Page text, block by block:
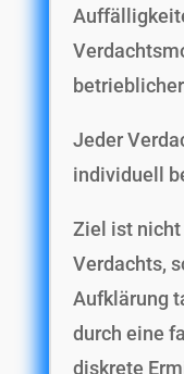
Jeder
individuell
Ziel ist
Verdachts,
Aufklärung
durch eine
diskrete